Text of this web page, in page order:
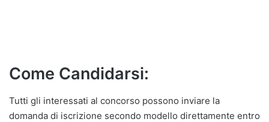
Come Candidarsi:
Tutti gli interessati al concorso possono inviare la
domanda di iscrizione secondo modello direttamente entro